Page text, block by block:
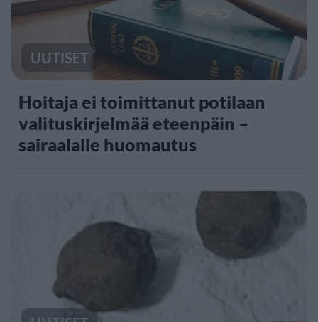
UUTISET
Hoitaja ei toimittanut potilaan
valituskirjelmää eteenpäin –
sairaalalle huomautus